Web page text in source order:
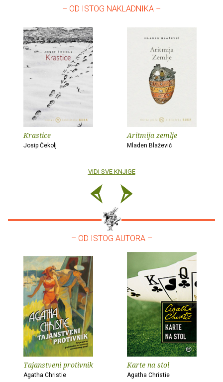
– OD ISTOG NAKLADNIKA –
Krastice
Josip Čekolj
Aritmija zemlje
Mladen Blažević
VIDI SVE KNJIGE
– OD ISTOG AUTORA –
Tajanstveni protivnik
Agatha Christie
Karte na stol
Agatha Christie